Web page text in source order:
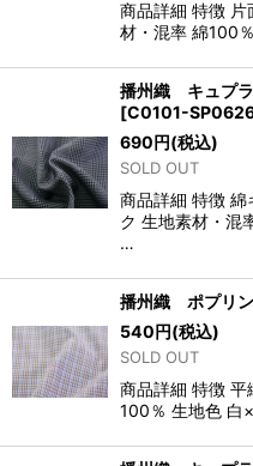
商品詳細 特徴 片
材・混率 綿100
播州織 キュプ
[C0101-
690円(税込)
SOLD OUT
商品詳細 特徴
ク 生地素材・
…
播州織 ポプリ
540円(税込)
SOLD OUT
商品詳細 特徴
100％ 生地色 白